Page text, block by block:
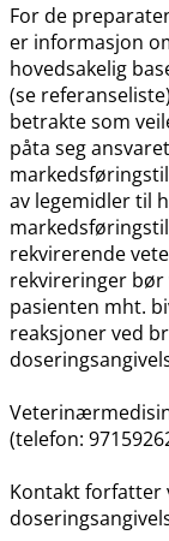
For de
er informasjon
hovedsakelig
(se
betrakte som
påta seg
av legemidler til
rekvirerende
rekvireringer
pasienten mht.
reaksjoner ved
(telefon:
Kontakt forfatter